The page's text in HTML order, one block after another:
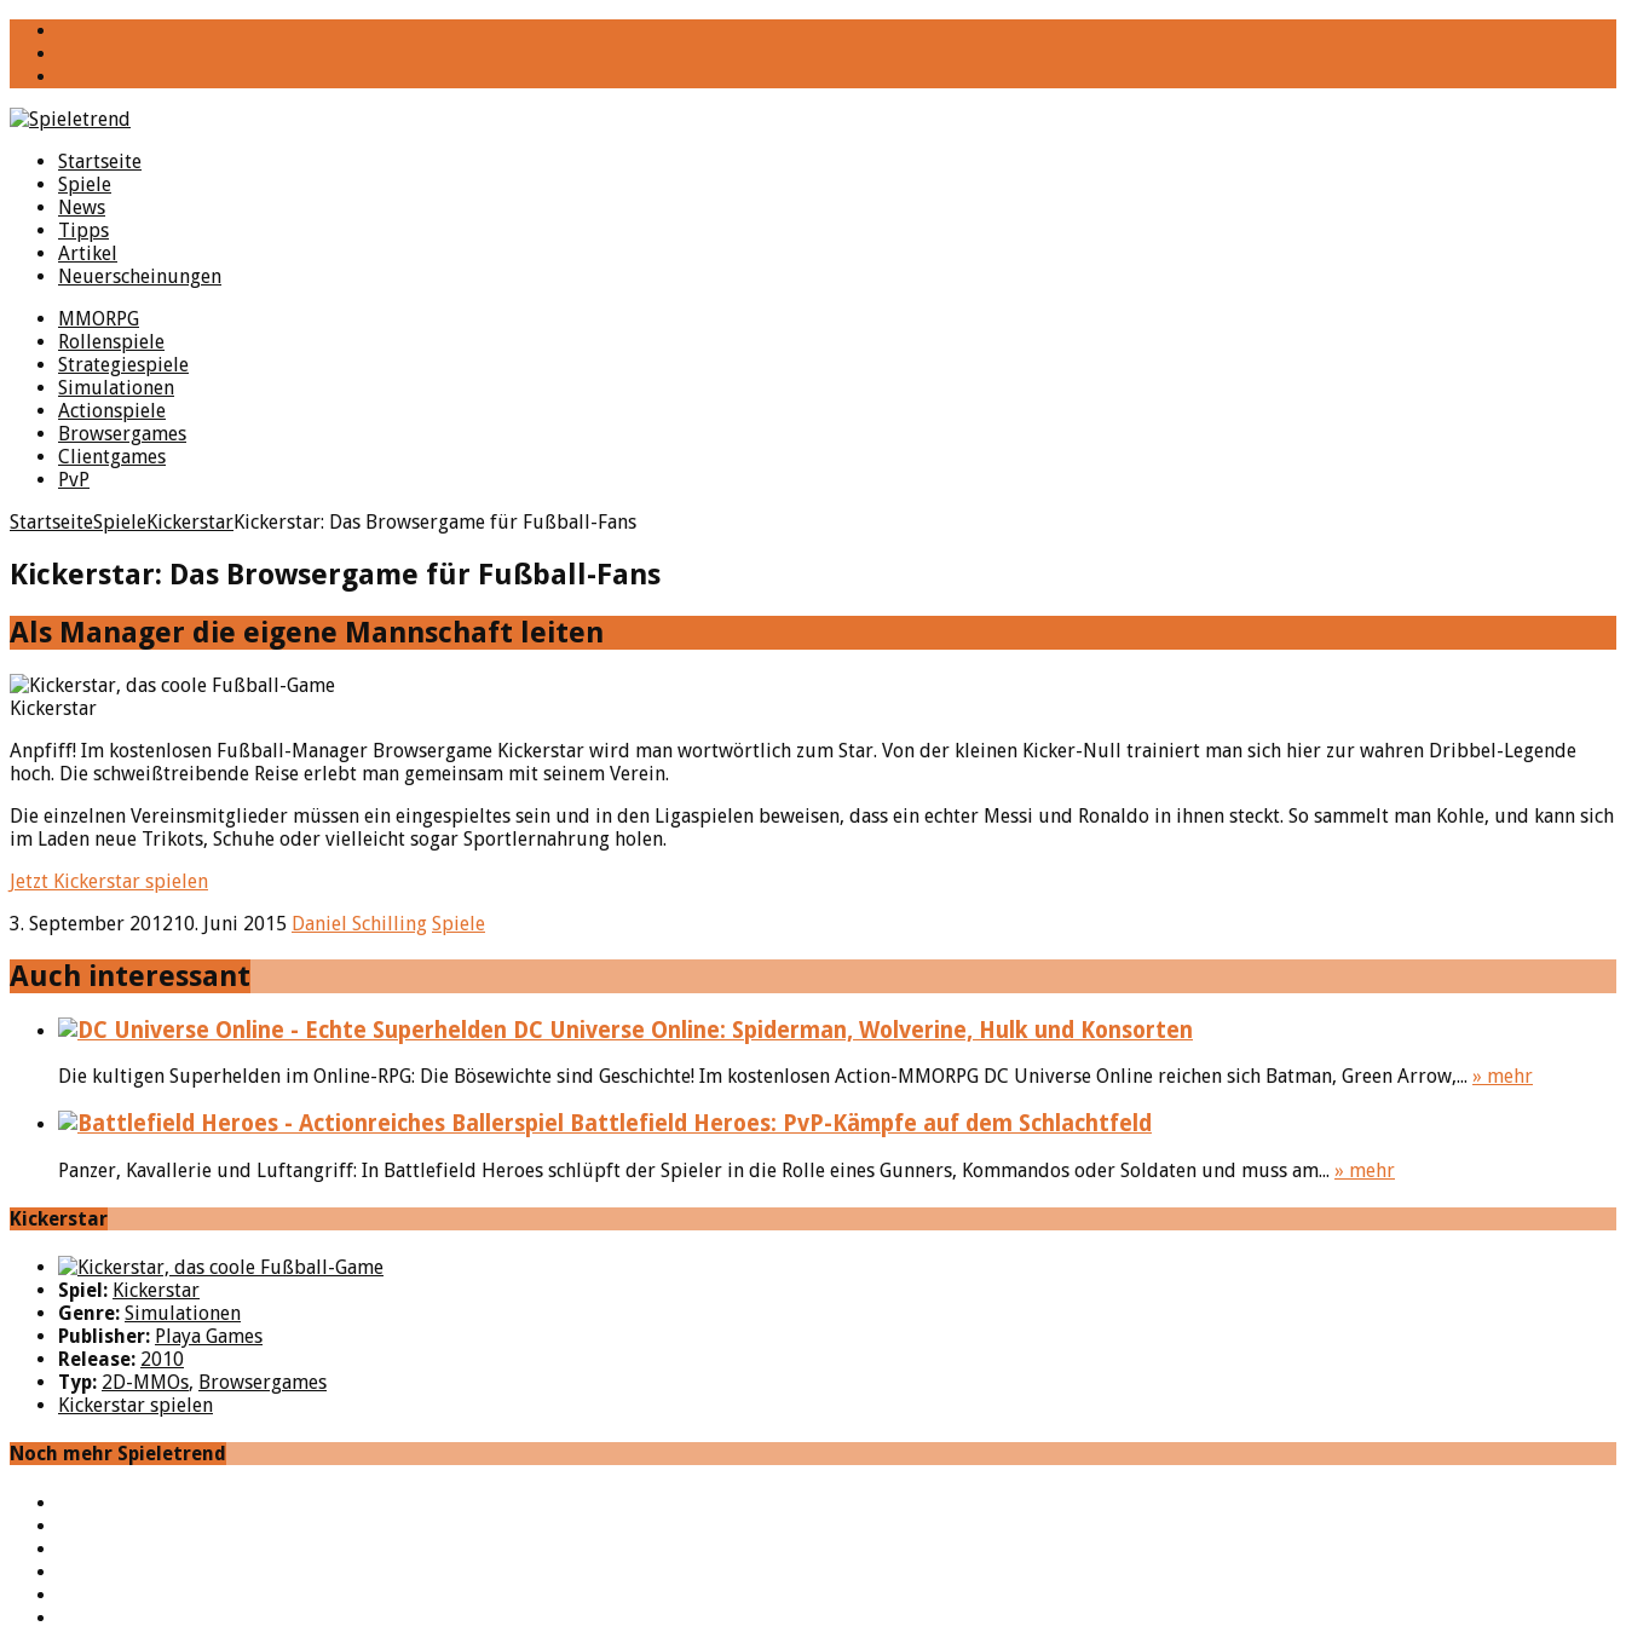
Startseite
Spiele
News
Tipps
Artikel
Neuerscheinungen
MMORPG
Rollenspiele
Strategiespiele
Simulationen
Actionspiele
Browsergames
Clientgames
PvP
StartseiteSpieleKickerstarKickerstar: Das Browsergame für Fußball-Fans
Kickerstar: Das Browsergame für Fußball-Fans
Als Manager die eigene Mannschaft leiten
Kickerstar
Anpfiff! Im kostenlosen Fußball-Manager Browsergame Kickerstar wird man wortwörtlich zum Star. Von der kleinen Kicker-Null trainiert man sich hier zur wahren Dribbel-Legende
hoch. Die schweißtreibende Reise erlebt man gemeinsam mit seinem Verein.
Die einzelnen Vereinsmitglieder müssen ein eingespieltes sein und in den Ligaspielen beweisen, dass ein echter Messi und Ronaldo in ihnen steckt. So sammelt man Kohle, und kann sich
im Laden neue Trikots, Schuhe oder vielleicht sogar Sportlernahrung holen.
Jetzt Kickerstar spielen
3. September 201210. Juni 2015 Daniel Schilling Spiele
Auch interessant
DC Universe Online: Spiderman, Wolverine, Hulk und Konsorten
Die kultigen Superhelden im Online-RPG: Die Bösewichte sind Geschichte! Im kostenlosen Action-MMORPG DC Universe Online reichen sich Batman, Green Arrow,... » mehr
Battlefield Heroes: PvP-Kämpfe auf dem Schlachtfeld
Panzer, Kavallerie und Luftangriff: In Battlefield Heroes schlüpft der Spieler in die Rolle eines Gunners, Kommandos oder Soldaten und muss am... » mehr
Kickerstar
Spiel: Kickerstar
Genre: Simulationen
Publisher: Playa Games
Release: 2010
Typ: 2D-MMOs, Browsergames
Kickerstar spielen
Noch mehr Spieletrend